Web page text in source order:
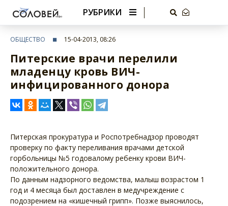
РУБРИКИ
ОБЩЕСТВО 15-04-2013, 08:26
Питерские врачи перелили
младенцу кровь ВИЧ-
инфицированного донора
Питерская прокуратура и Роспотребнадзор проводят
проверку по факту переливания врачами детской
горбольницы №5 годовалому ребенку крови ВИЧ-
положительного донора.
По данным надзорного ведомства, малыш возрастом 1
год и 4 месяца был доставлен в медучреждение с
подозрением на «кишечный грипп». Позже выяснилось,